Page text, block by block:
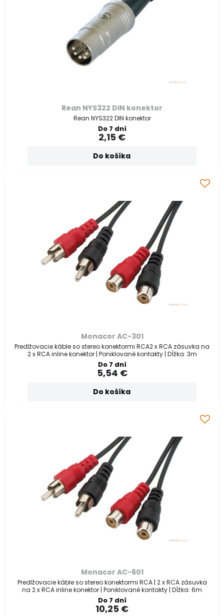
Rean NYS322 DIN konektor
Rean NYS322 DIN konektor
Do 7 dní
2,15 €
Do košíka
Monacor AC-301
Predlžovacie káble so stereo konektormi RCA2 x RCA zásuvka na
2 x RCA inline konektor | Poniklované kontakty | Dĺžka: 3m
Do 7 dní
5,54 €
Do košíka
Monacor AC-601
Predlžovacie káble so stereo konektormi RCA | 2 x RCA zásuvka
na 2 x RCA inline konektor | Poniklované kontakty | Dĺžka: 6m
Do 7 dní
10,25 €